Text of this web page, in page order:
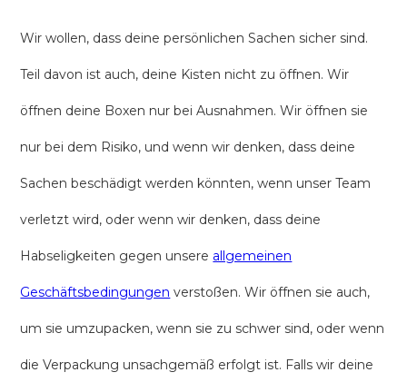
Wir wollen, dass deine persönlichen Sachen sicher sind.
Teil davon ist auch, deine Kisten nicht zu öffnen. Wir
öffnen deine Boxen nur bei Ausnahmen. Wir öffnen sie
nur bei dem Risiko, und wenn wir denken, dass deine
Sachen beschädigt werden könnten, wenn unser Team
verletzt wird, oder wenn wir denken, dass deine
Habseligkeiten gegen unsere allgemeinen
Geschäftsbedingungen verstoßen. Wir öffnen sie auch,
um sie umzupacken, wenn sie zu schwer sind, oder wenn
die Verpackung unsachgemäß erfolgt ist. Falls wir deine